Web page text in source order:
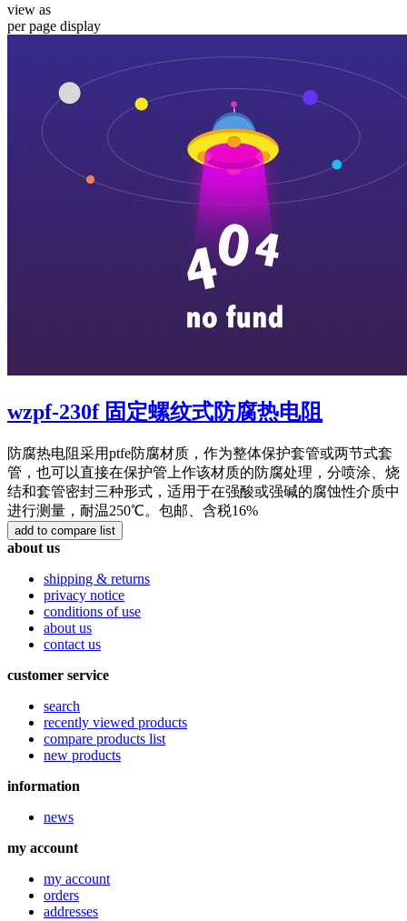
view as
per page display
wzpf-230f 固定螺纹式防腐热电阻
防腐热电阻采用ptfe防腐材质，作为整体保护套管或两节式套
管，也可以直接在保护管上作该材质的防腐处理，分喷涂、烧
结和套管密封三种形式，适用于在强酸或强碱的腐蚀性介质中
进行测量，耐温250℃。包邮、含税16%
about us
shipping & returns
privacy notice
conditions of use
about us
contact us
customer service
search
recently viewed products
compare products list
new products
information
news
my account
my account
orders
addresses